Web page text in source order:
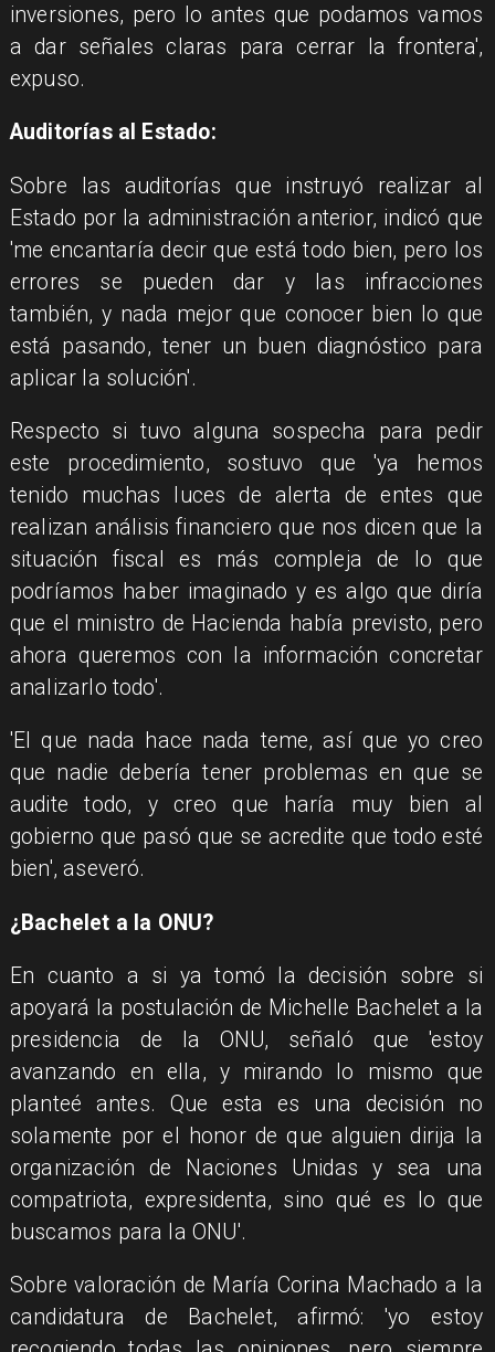
inversiones, pero lo antes que podamos vamos
a dar señales claras para cerrar la frontera',
expuso.
Auditorías al Estado:
Sobre las auditorías que instruyó realizar al
Estado por la administración anterior, indicó que
'me encantaría decir que está todo bien, pero los
errores se pueden dar y las infracciones
también, y nada mejor que conocer bien lo que
está pasando, tener un buen diagnóstico para
aplicar la solución'.
Respecto si tuvo alguna sospecha para pedir
este procedimiento, sostuvo que 'ya hemos
tenido muchas luces de alerta de entes que
realizan análisis financiero que nos dicen que la
situación fiscal es más compleja de lo que
podríamos haber imaginado y es algo que diría
que el ministro de Hacienda había previsto, pero
ahora queremos con la información concretar
analizarlo todo'.
'El que nada hace nada teme, así que yo creo
que nadie debería tener problemas en que se
audite todo, y creo que haría muy bien al
gobierno que pasó que se acredite que todo esté
bien', aseveró.
¿Bachelet a la ONU?
En cuanto a si ya tomó la decisión sobre si
apoyará la postulación de Michelle Bachelet a la
presidencia de la ONU, señaló que 'estoy
avanzando en ella, y mirando lo mismo que
planteé antes. Que esta es una decisión no
solamente por el honor de que alguien dirija la
organización de Naciones Unidas y sea una
compatriota, expresidenta, sino qué es lo que
buscamos para la ONU'.
Sobre valoración de María Corina Machado a la
candidatura de Bachelet, afirmó: 'yo estoy